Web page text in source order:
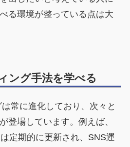
る環境が整っている点は大
ング手法を学べる
常に進化しており、次々と
登場しています。例えば、
定期的に更新され、SNS運